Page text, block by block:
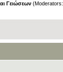
Γειώσεων (Moderators: